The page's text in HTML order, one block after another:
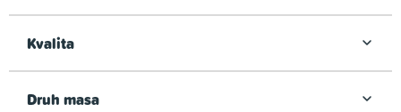
Kvalita
Druh masa